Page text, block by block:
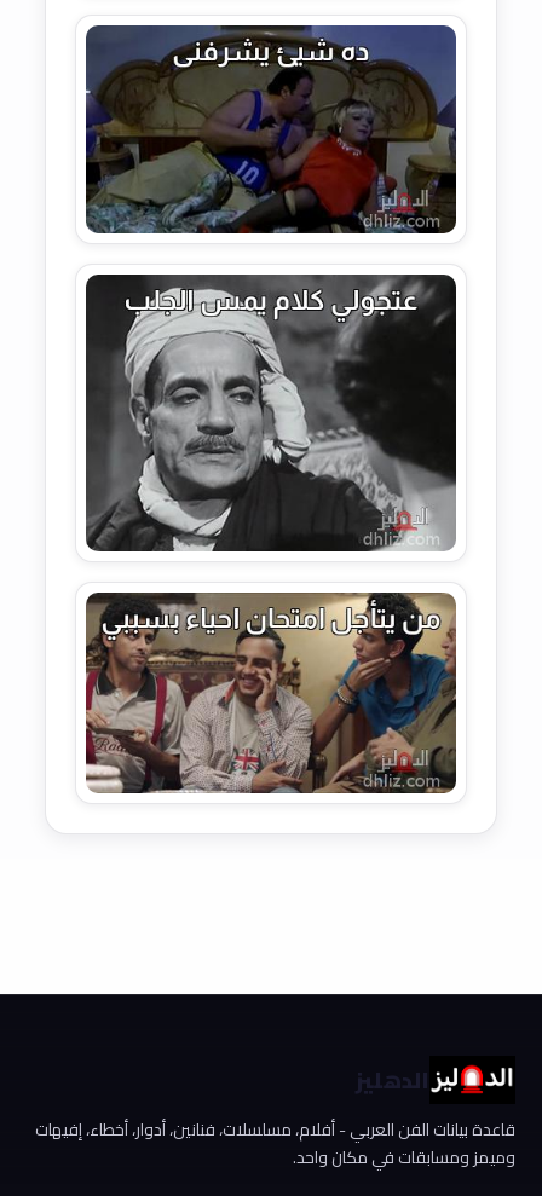
الدهليز
قاعدة بيانات الفن العربي - أفلام، مسلسلات، فنانين، أدوار، أخطاء، إفيهات
وميمز ومسابقات في مكان واحد.